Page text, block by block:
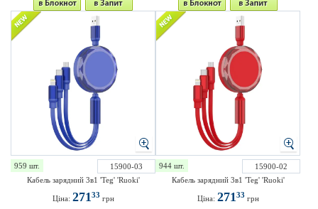
959 шт.
15900-03
Кабель зарядний 3в1 'Teg' 'Ruoki'
Ціна: 27133 грн
944 шт.
15900-02
Кабель зарядний 3в1 'Teg' 'Ruoki'
Ціна: 27133 грн